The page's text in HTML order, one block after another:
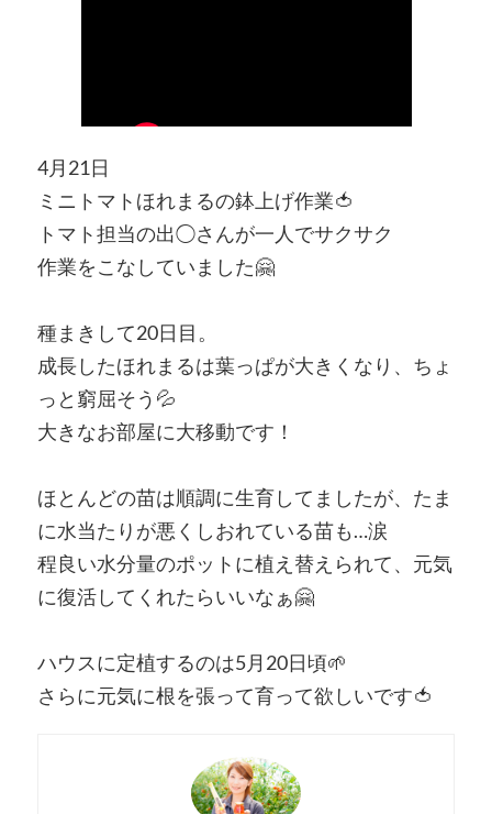
4月21日
ミニトマトほれまるの鉢上げ作業🍅
トマト担当の出◯さんが一人でサクサク
作業をこなしていました🤗
種まきして20日目。
成長したほれまるは葉っぱが大きくなり、ちょ
っと窮屈そう💦
大きなお部屋に大移動です！
ほとんどの苗は順調に生育してましたが、たま
に水当たりが悪くしおれている苗も…涙
程良い水分量のポットに植え替えられて、元気
に復活してくれたらいいなぁ🤗
ハウスに定植するのは5月20日頃🌱
さらに元気に根を張って育って欲しいです🍅